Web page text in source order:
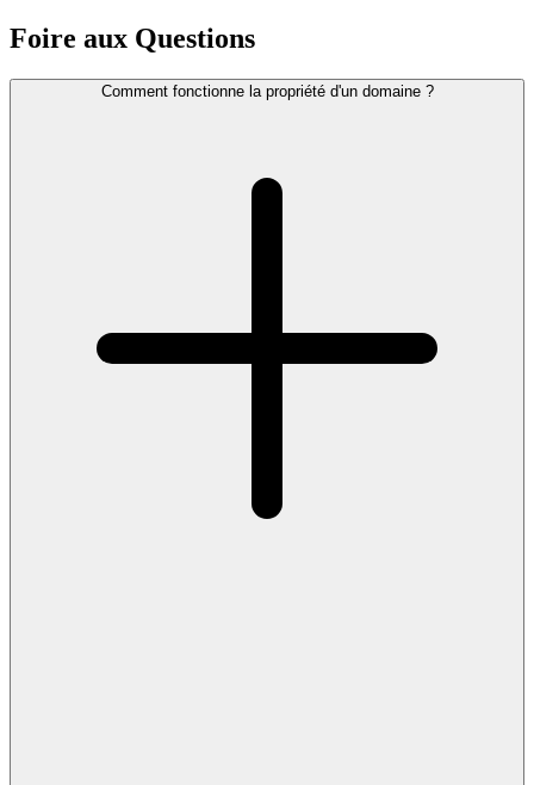
Foire aux Questions
Comment fonctionne la propriété d'un domaine ?